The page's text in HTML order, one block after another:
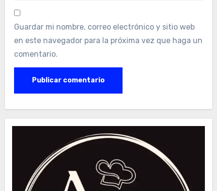
Guardar mi nombre, correo electrónico y sitio web
en este navegador para la próxima vez que haga un
comentario.